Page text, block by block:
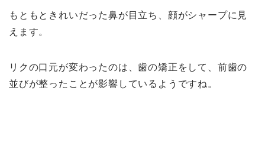
もともときれいだった鼻が目立ち、顔がシャープに見
えます。
リクの口元が変わったのは、歯の矯正をして、前歯の
並びが整ったことが影響しているようですね。